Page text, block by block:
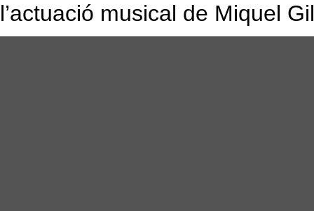
l’actuació musical de Miquel